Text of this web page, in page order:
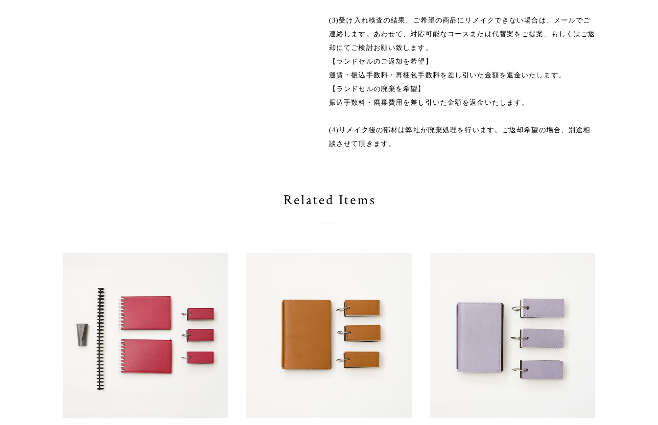
(3)受け入れ検査の結果、ご希望の商品にリメイクできない場合は、メールでご
連絡します。あわせて、対応可能なコースまたは代替案をご提案、もしくはご返
却にてご検討お願い致します。
【ランドセルのご返却を希望】
運賃・振込手数料・再梱包手数料を差し引いた金額を返金いたします。
【ランドセルの廃棄を希望】
振込手数料・廃棄費用を差し引いた金額を返金いたします。
(4)リメイク後の部材は弊社が廃棄処理を行います。ご返却希望の場合、別途相
談させて頂きます。
Related Items